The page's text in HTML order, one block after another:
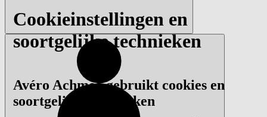
Cookieinstellingen en
soortgelijke technieken
Avéro Achmea gebruikt cookies en
soortgelijke technieken